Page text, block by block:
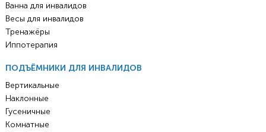
Ванна для инвалидов
Весы для инвалидов
Тренажёры
Иппотерапия
ПОДЪЁМНИКИ ДЛЯ ИНВАЛИДОВ
Вертикальные
Наклонные
Гусеничные
Комнатные